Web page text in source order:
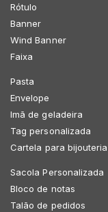
Rótulo
Banner
Wind Banner
Faixa
Pasta
Envelope
Imã de geladeira
Tag personalizada
Cartela para bijouteria
Sacola Personalizada
Bloco de notas
Talão de pedidos